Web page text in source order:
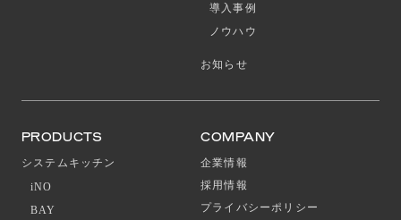
導入事例
ノウハウ
お知らせ
PRODUCTS
システムキッチン
iNO
BAY
COMPANY
企業情報
採用情報
プライバシーポリシー